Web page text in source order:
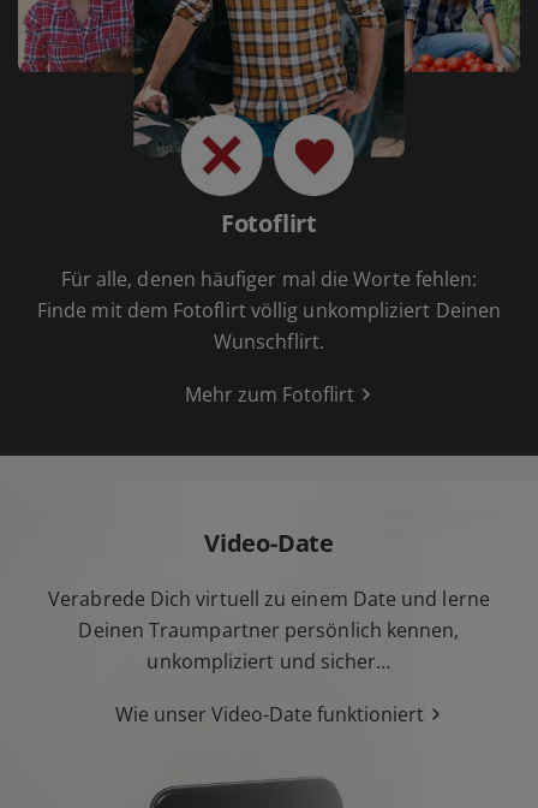
Fotoflirt
Für alle, denen häufiger mal die Worte fehlen:
Finde mit dem Fotoflirt völlig unkompliziert Deinen
Wunschflirt.
Mehr zum Fotoflirt
Video-Date
Verabrede Dich virtuell zu einem Date und lerne
Deinen Traumpartner persönlich kennen,
unkompliziert und sicher…
Wie unser Video-Date funktioniert